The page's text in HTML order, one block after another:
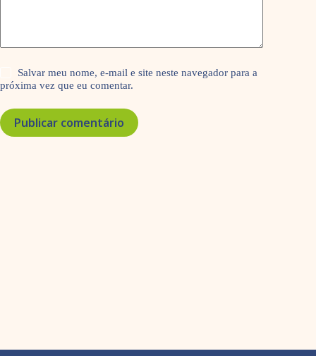
Salvar meu nome, e-mail e site neste navegador para a
próxima vez que eu comentar.
Publicar comentário